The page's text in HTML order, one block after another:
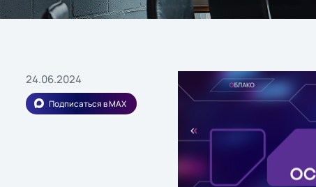
24.06.2024
Подписаться в MAX